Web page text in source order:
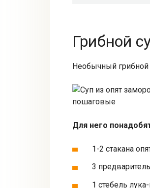
Грибной
Необычный грибной
Для него
1-2 стакана
3
1 стебель